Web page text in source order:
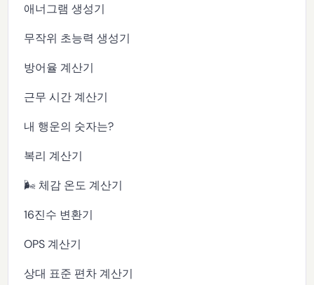
애너그램 생성기
무작위 초능력 생성기
방어율 계산기
근무 시간 계산기
내 행운의 숫자는?
복리 계산기
🌬️ 체감 온도 계산기
16진수 변환기
OPS 계산기
상대 표준 편차 계산기